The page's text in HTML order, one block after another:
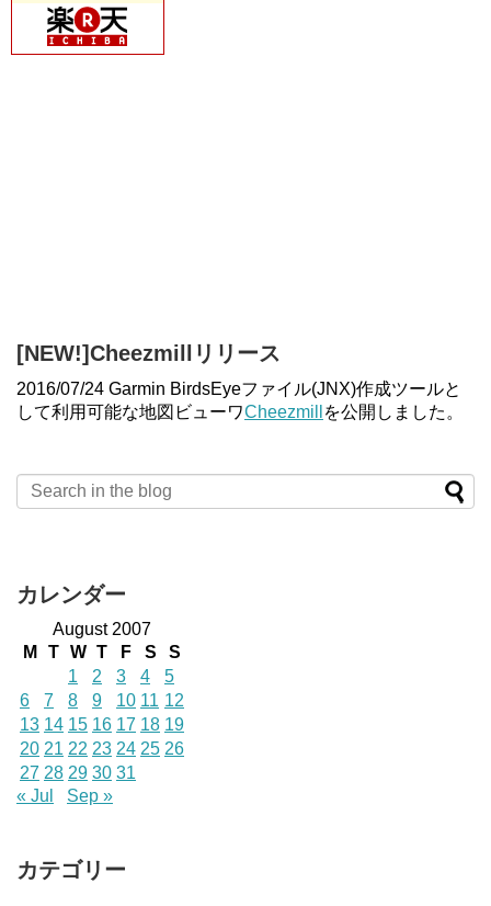
[NEW!]Cheezmillリリース
2016/07/24 Garmin BirdsEyeファイル(JNX)作成ツールと
して利用可能な地図ビューワCheezmill を公開しました。
カレンダー
August 2007
M
T W T F S
S
1
2 3 4
5
6
7 8 9 10 11 12
13 14 15 16 17 18 19
20 21 22 23 24 25 26
27 28 29 30 31
« Jul
Sep »
カテゴリー